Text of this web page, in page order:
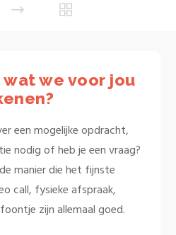
we voor jou
een mogelijke opdracht,
nodig of heb je een vraag?
manier die het fijnste
call, fysieke afspraak,
zijn allemaal goed.